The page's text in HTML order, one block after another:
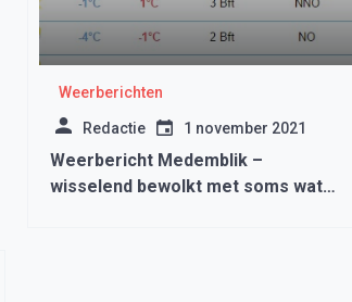
Weerberichten
Redactie 1 november 2021
Weerbericht Medemblik –
wisselend bewolkt met soms wat